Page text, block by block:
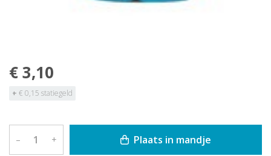
€ 3,10
+ € 0,15 statiegeld
– + Plaats in mandje